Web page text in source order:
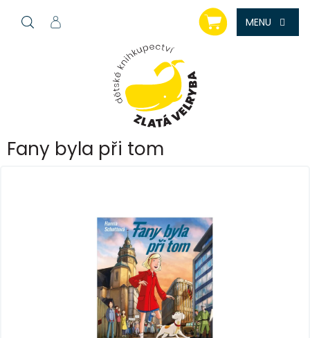
NÁKUPNÍ
KOŠÍK
Fany byla při tom